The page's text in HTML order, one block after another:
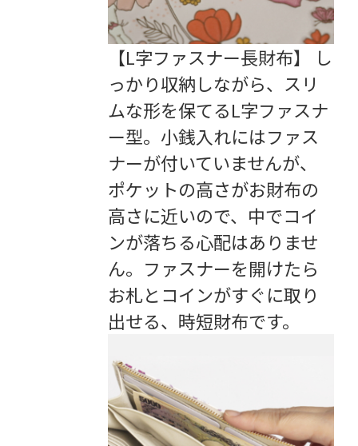
【L字ファスナー長財布】 し
っかり収納しながら、スリ
ムな形を保てるL字ファスナ
ー型。小銭入れにはファス
ナーが付いていませんが、
ポケットの高さがお財布の
高さに近いので、中でコイ
ンが落ちる心配はありませ
ん。ファスナーを開けたら
お札とコインがすぐに取り
出せる、時短財布です。